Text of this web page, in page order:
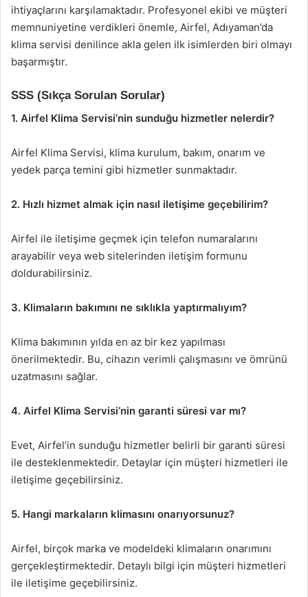
ihtiyaçlarını karşılamaktadır. Profesyonel ekibi ve müşteri
memnuniyetine verdikleri önemle, Airfel, Adıyaman’da
klima servisi denilince akla gelen ilk isimlerden biri olmayı
başarmıştır.
SSS (Sıkça Sorulan Sorular)
1. Airfel Klima Servisi’nin sunduğu hizmetler nelerdir?
Airfel Klima Servisi, klima kurulum, bakım, onarım ve
yedek parça temini gibi hizmetler sunmaktadır.
2. Hızlı hizmet almak için nasıl iletişime geçebilirim?
Airfel ile iletişime geçmek için telefon numaralarını
arayabilir veya web sitelerinden iletişim formunu
doldurabilirsiniz.
3. Klimaların bakımını ne sıklıkla yaptırmalıyım?
Klima bakımının yılda en az bir kez yapılması
önerilmektedir. Bu, cihazın verimli çalışmasını ve ömrünü
uzatmasını sağlar.
4. Airfel Klima Servisi’nin garanti süresi var mı?
Evet, Airfel’in sunduğu hizmetler belirli bir garanti süresi
ile desteklenmektedir. Detaylar için müşteri hizmetleri ile
iletişime geçebilirsiniz.
5. Hangi markaların klimasını onarıyorsunuz?
Airfel, birçok marka ve modeldeki klimaların onarımını
gerçekleştirmektedir. Detaylı bilgi için müşteri hizmetleri
ile iletişime geçebilirsiniz.